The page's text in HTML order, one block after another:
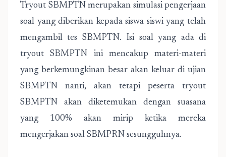
Tryout SBMPTN merupakan simulasi pengerjaan
soal yang diberikan kepada siswa siswi yang telah
mengambil tes SBMPTN. Isi soal yang ada di
tryout SBMPTN ini mencakup materi-materi
yang berkemungkinan besar akan keluar di ujian
SBMPTN nanti, akan tetapi peserta tryout
SBMPTN akan diketemukan dengan suasana
yang 100% akan mirip ketika mereka
mengerjakan soal SBMPRN sesungguhnya.